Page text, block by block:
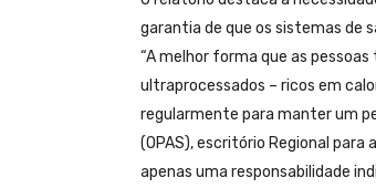
garantia de que os sistemas de
“A melhor forma que as
ultraprocessados – ricos em
regularmente para manter um
(OPAS), escritório Regional para
apenas uma responsabilidade